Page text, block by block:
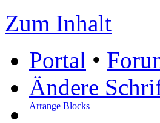
Zum Inhalt
Portal •
Ändere
Arrange Blocks